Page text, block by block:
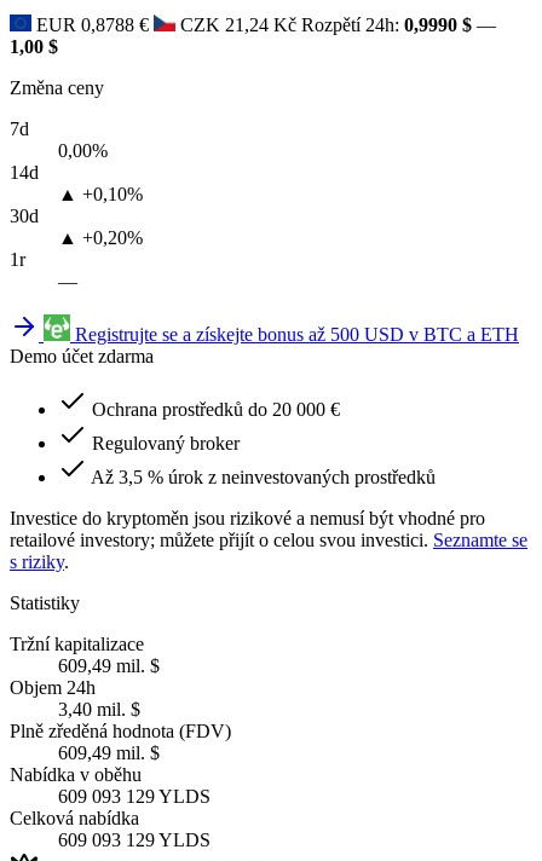
EUR 0,8788 € CZK 21,24 Kč Rozpětí 24h: 0,9990 $ —
1,00 $
Změna ceny
7d
0,00%
14d
▲ +0,10%
30d
▲ +0,20%
1r
—
Registrujte se a získejte bonus až 500 USD v BTC a ETH
Demo účet zdarma
Ochrana prostředků do 20 000 €
Regulovaný broker
Až 3,5 % úrok z neinvestovaných prostředků
Investice do kryptoměn jsou rizikové a nemusí být vhodné pro
retailové investory; můžete přijít o celou svou investici. Seznamte se
s riziky.
Statistiky
Tržní kapitalizace
609,49 mil. $
Objem 24h
3,40 mil. $
Plně zředěná hodnota (FDV)
609,49 mil. $
Nabídka v oběhu
609 093 129 YLDS
Celková nabídka
609 093 129 YLDS